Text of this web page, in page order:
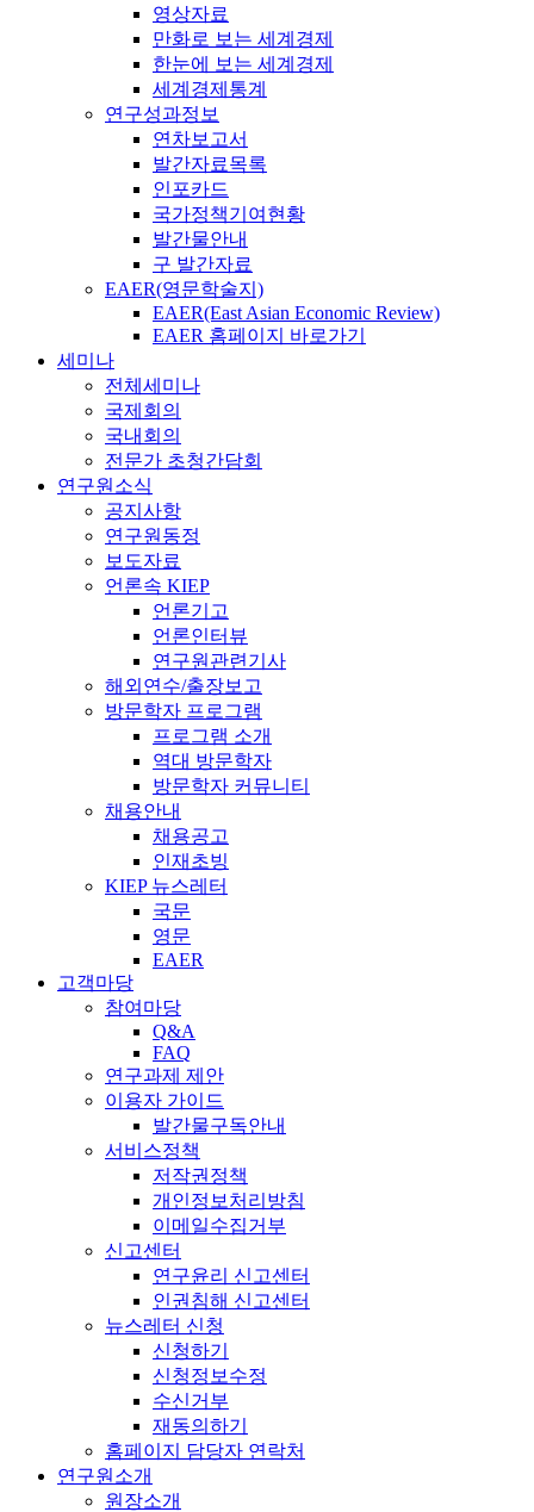
영상자료
만화로 보는 세계경제
한눈에 보는 세계경제
세계경제통계
연구성과정보
연차보고서
발간자료목록
인포카드
국가정책기여현황
발간물안내
구 발간자료
EAER(영문학술지)
EAER(East Asian Economic Review)
EAER 홈페이지 바로가기
세미나
전체세미나
국제회의
국내회의
전문가 초청간담회
연구원소식
공지사항
연구원동정
보도자료
언론속 KIEP
언론기고
언론인터뷰
연구원관련기사
해외연수/출장보고
방문학자 프로그램
프로그램 소개
역대 방문학자
방문학자 커뮤니티
채용안내
채용공고
인재초빙
KIEP 뉴스레터
국문
영문
EAER
고객마당
참여마당
Q&A
FAQ
연구과제 제안
이용자 가이드
발간물구독안내
서비스정책
저작권정책
개인정보처리방침
이메일수집거부
신고센터
연구윤리 신고센터
인권침해 신고센터
뉴스레터 신청
신청하기
신청정보수정
수신거부
재동의하기
홈페이지 담당자 연락처
연구원소개
원장소개